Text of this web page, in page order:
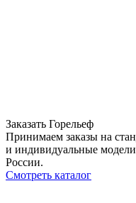
Заказать Горельеф
Принимаем заказы на
и индивидуальные
России.
Смотреть каталог